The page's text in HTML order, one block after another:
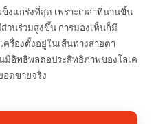
งแกร่งที่สุด เพราะเวลาที่นานขึ้น
วนร่วมสูงขึ้น การมองเห็นก็มี
รื่องตั้งอยู่ในเส้นทางสายตา
มีอิทธิพลต่อประสิทธิภาพของโลเค
อดขายจริง